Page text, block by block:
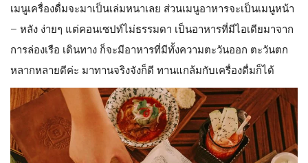
เมนูเครื่องดื่มจะมาเป็นเล่มหนาเลย ส่วนเมนูอาหารจะเป็นเมนูหน้า
– หลัง ง่ายๆ แต่คอนเซปท์ไม่ธรรมดา เป็นอาหารที่มีไอเดียมาจาก
การล่องเรือ เดินทาง ก็จะมีอาหารที่มีทั้งความตะวันออก ตะวันตก
หลากหลายดีค่ะ มาทานจริงจังก็ดี ทานแกล้มกับเครื่องดื่มก็ได้